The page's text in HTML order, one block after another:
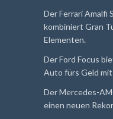
Der Ferrari Amalfi
kombiniert Gran
Elementen.
Der Ford Focus
Auto fürs Geld
Der Mercedes-
einen neuen